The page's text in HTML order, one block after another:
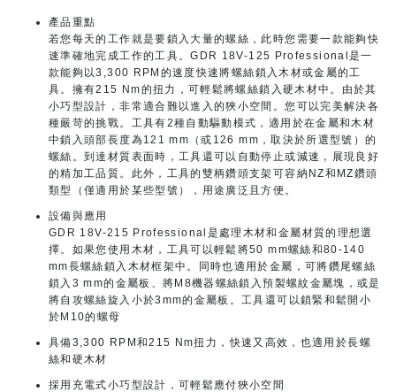
產品重點
若您每天的工作就是要鎖入大量的螺絲，此時您需要一款能夠快
速準確地完成工作的工具。GDR 18V-125 Professional是一
款能夠以3,300 RPM的速度快速將螺絲鎖入木材或金屬的工
具。擁有215 Nm的扭力，可輕鬆將螺絲鎖入硬木材中。由於其
小巧型設計，非常適合難以進入的狹小空間。您可以完美解決各
種嚴苛的挑戰。工具有2種自動驅動模式，適用於在金屬和木材
中鎖入頭部長度為121 mm（或126 mm，取決於所選型號）的
螺絲。到達材質表面時，工具還可以自動停止或減速，展現良好
的精加工品質。此外，工具的雙柄鑽頭支架可容納NZ和MZ鑽頭
類型（僅適用於某些型號），用途廣泛且方便。
設備與應用
GDR 18V-215 Professional是處理木材和金屬材質的理想選
擇。如果您使用木材，工具可以輕鬆將50 mm螺絲和80-140
mm長螺絲鎖入木材框架中。同時也適用於金屬，可將鑽尾螺絲
鎖入3 mm的金屬板、將M8機器螺絲鎖入預製螺紋金屬塊，或是
將自攻螺絲旋入小於3mm的金屬板。工具還可以鎖緊和鬆開小
於M10的螺母
具備3,300 RPM和215 Nm扭力，快速又高效，也適用於長螺
絲和硬木材
採用充電式小巧型設計，可輕鬆應付狹小空間